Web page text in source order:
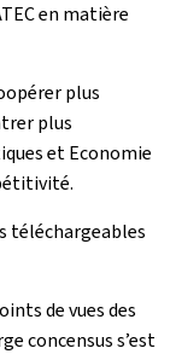
en matière
plus
plus
et Economie
téléchargeables
de vues des
concensus s’est